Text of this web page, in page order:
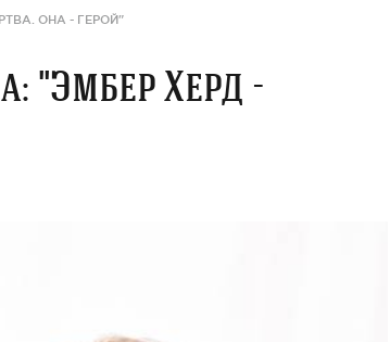
ОНА - ГЕРОЙ"
"Эмбер Херд -